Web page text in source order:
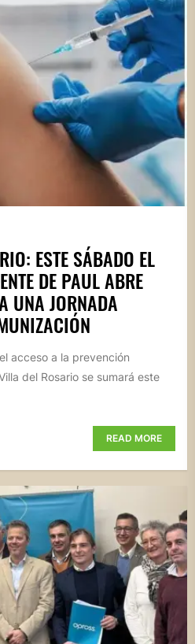
ESTE SÁBADO EL
DE PAUL ABRE
UNA JORNADA
acceso a la prevención
del Rosario se sumará este
READ MORE